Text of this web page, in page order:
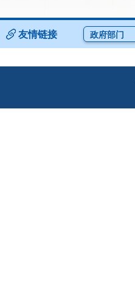
友情链接 政府部门